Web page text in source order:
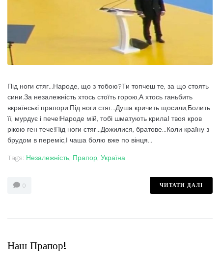
Під ноги стяг...Народе, що з тобою?Ти топчеш те, за що стоять
сини.За незалежність хтось стоїть горою,А хтось ганьбить
вкраїнські прапори.Під ноги стяг...Душа кричить щосили,Болить
її, мурдує і пече!Народе мій, тобі шматують крилаІ твоя кров
рікою ген тече!Під ноги стяг...Дожилися, братове...Коли країну з
брудом в переміс,І чаша болю вже по вінця...
Tags: Незалежність Прапор Україна
0 ЧИТАТИ ДАЛІ
Наш Прапор!